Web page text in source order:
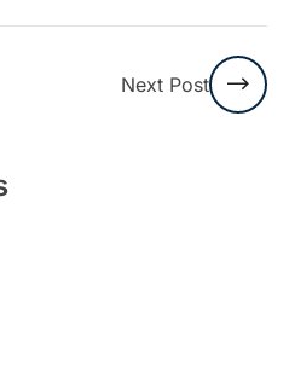
Next Post